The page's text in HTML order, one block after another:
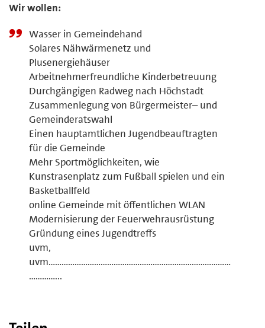
Wir wollen:
Wasser in Gemeindehand
Solares Nähwärmenetz und
Plusenergiehäuser
Arbeitnehmerfreundliche Kinderbetreuung
Durchgängigen Radweg nach Höchstadt
Zusammenlegung von Bürgermeister– und
Gemeinderatswahl
Einen hauptamtlichen Jugendbeauftragten
für die Gemeinde
Mehr Sportmöglichkeiten, wie
Kunstrasenplatz zum Fußball spielen und ein
Basketballfeld
online Gemeinde mit öffentlichen WLAN
Modernisierung der Feuerwehrausrüstung
Gründung eines Jugendtreffs
uvm,
uvm…………………………………………………………………………
…………...